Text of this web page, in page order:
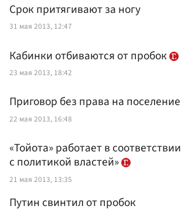
Срок притягивают за ногу
31 мая 2013, 12:47
Кабинки отбиваются от пробок
23 мая 2013, 18:42
Приговор без права на поселение
22 мая 2013, 16:48
«Тойота» работает в соответствии
с политикой властей»
21 мая 2013, 13:35
Путин свинтил от пробок